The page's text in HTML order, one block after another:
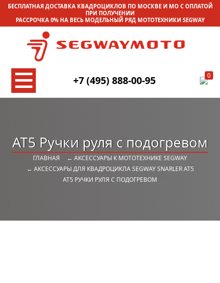
БЕСПЛАТНАЯ ДОСТАВКА КВАДРОЦИКЛОВ ПО МОСКВЕ И МО С ОПЛАТОЙ
ПРИ ПОЛУЧЕНИИ
РАССРОЧКА 0% НА ВЕСЬ МОДЕЛЬНЫЙ РЯД МОТОТЕХНИКИ SEGWAY
+7 (495) 888-00-95 0
AT5 Ручки руля с подогревом
ГЛАВНАЯ
← АКСЕССУАРЫ К МОТОТЕХНИКЕ SEGWAY
← АКСЕССУАРЫ ДЛЯ КВАДРОЦИКЛА SEGWAY SNARLER AT5
AT5 РУЧКИ РУЛЯ С ПОДОГРЕВОМ